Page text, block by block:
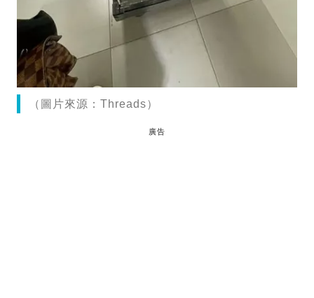
（圖片來源：Threads）
廣告